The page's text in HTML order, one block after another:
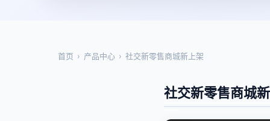
首页 › 产品中心 › 社交新零售商城新上架
社交新零售商城